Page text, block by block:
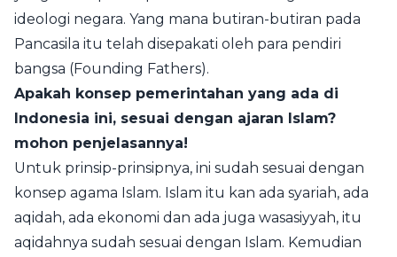
ideologi negara. Yang mana butiran-butiran pada
Pancasila itu telah disepakati oleh para pendiri
bangsa (Founding Fathers).
Apakah konsep pemerintahan yang ada di
Indonesia ini, sesuai dengan ajaran Islam?
mohon penjelasannya!
Untuk prinsip-prinsipnya, ini sudah sesuai dengan
konsep agama Islam. Islam itu kan ada syariah, ada
aqidah, ada ekonomi dan ada juga wasasiyyah, itu
aqidahnya sudah sesuai dengan Islam. Kemudian